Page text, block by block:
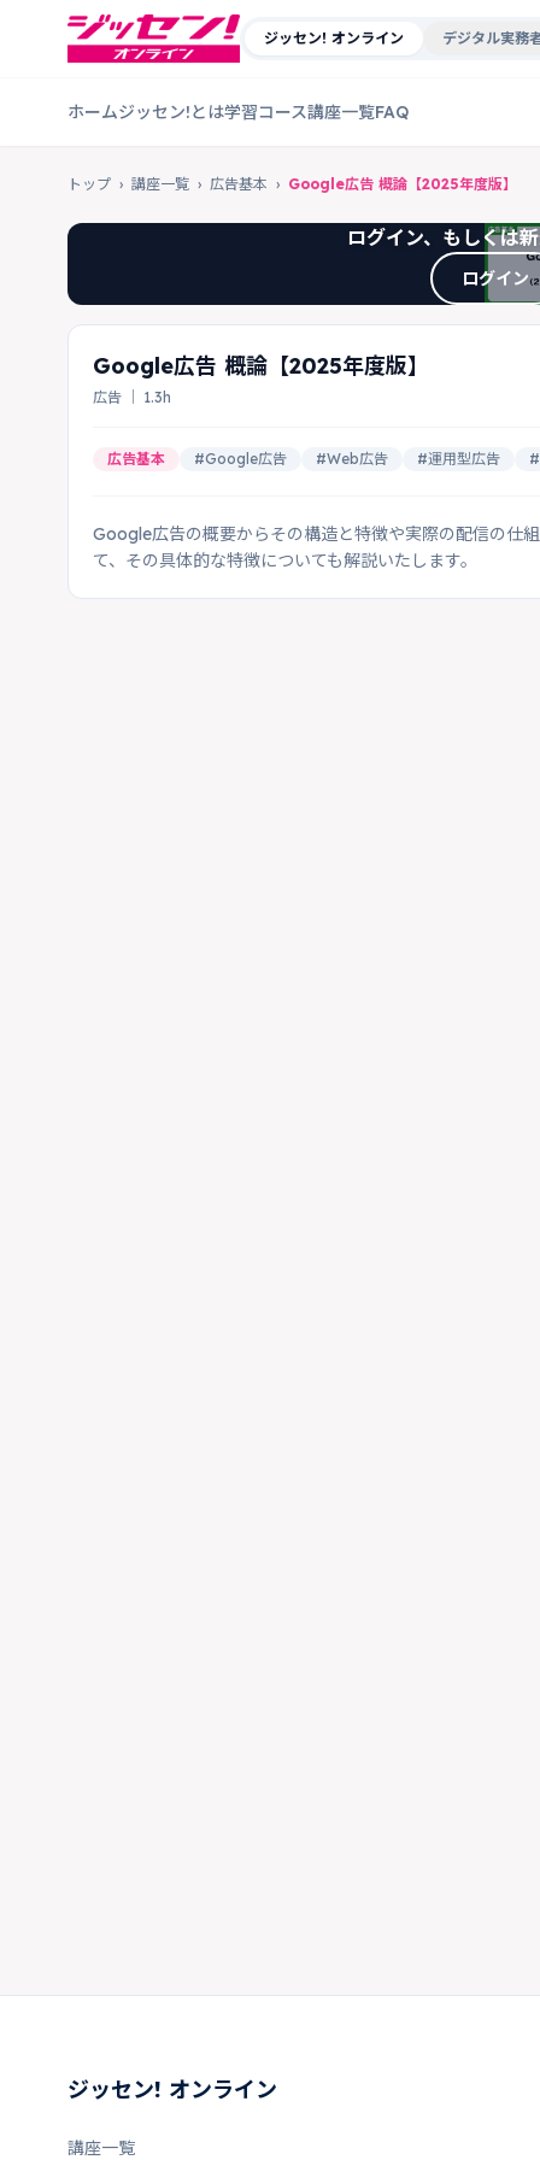
ジッセン! オンライン デジタル実務
ホームジッセン!とは学習コース講座一覧FAQ
トップ › 講座一覧 › 広告基本 › Google広告 概論【2025年度版】
ログイン、もしくは
ログイン
Google広告 概論【2025年度版】
広告 ｜ 1.3h
広告基本 #Google広告 #Web広告 #運用型広告
Google広告の概要からその構造と特徴や実際の配信の仕
て、その具体的な特徴についても解説いたします。
ジッセン! オンライン
講座一覧